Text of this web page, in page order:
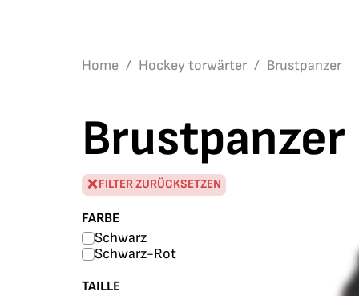
Home Hockey torwärter Brustpanzer
Brustpanzer
FILTER ZURÜCKSETZEN
FARBE
Schwarz
Schwarz-Rot
TAILLE